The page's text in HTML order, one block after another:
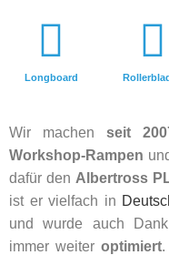
Longboard
Wir machen seit
Workshop-Rampen
dafür den Albertross
ist er vielfach in
und wurde auch
immer weiter optimiert.